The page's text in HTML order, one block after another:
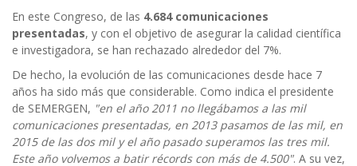
En este Congreso, de las 4.684 comunicaciones
presentadas, y con el objetivo de asegurar la calidad científica
e investigadora, se han rechazado alrededor del 7%.
De hecho, la evolución de las comunicaciones desde hace 7
años ha sido más que considerable. Como indica el presidente
de SEMERGEN, "en el año 2011 no llegábamos a las mil
comunicaciones presentadas, en 2013 pasamos de las mil, en
2015 de las dos mil y el año pasado superamos las tres mil.
Este año volvemos a batir récords con más de 4.500". A su vez,